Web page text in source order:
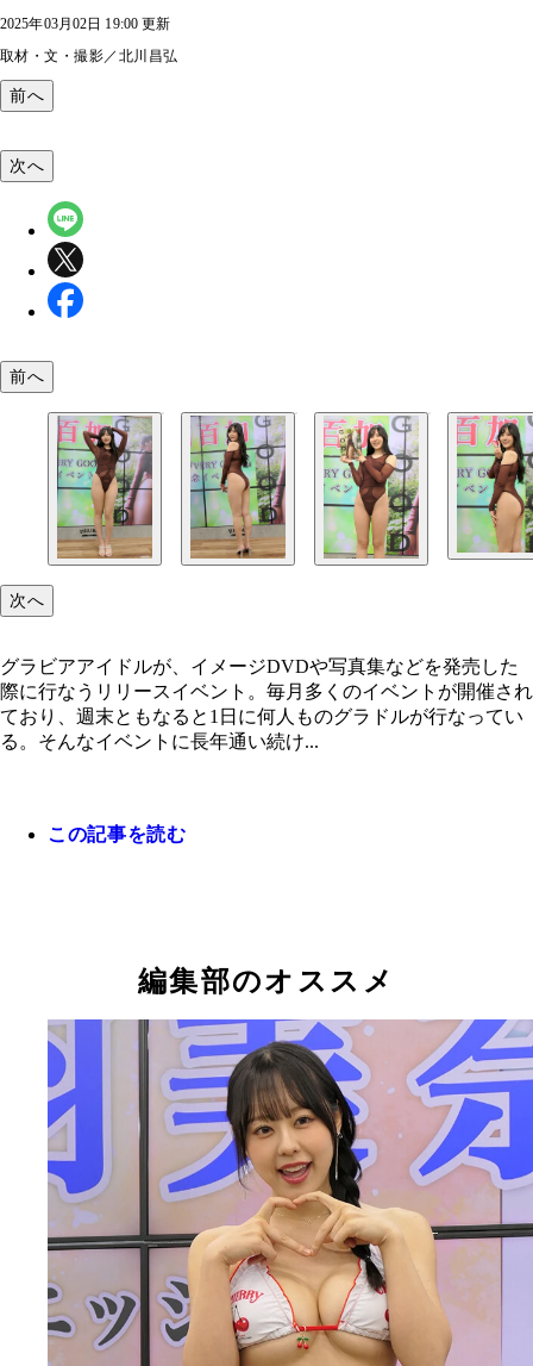
2025年03月02日 19:00 更新
取材・文・撮影／北川昌弘
前へ
次へ
前へ
次へ
グラビアアイドルが、イメージDVDや写真集などを発売した
際に行なうリリースイベント。毎月多くのイベントが開催され
ており、週末ともなると1日に何人ものグラドルが行なってい
る。そんなイベントに長年通い続け...
この記事を読む
編集部のオススメ